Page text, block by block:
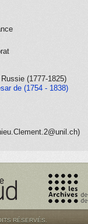
(1777-1825)
de (1754 - 1838)
RÉSERVÉS.